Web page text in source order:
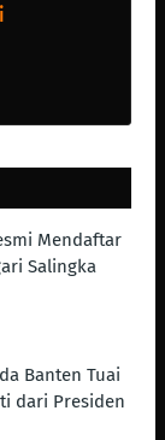
Mendaftar
Salingka
Banten Tuai
dari Presiden